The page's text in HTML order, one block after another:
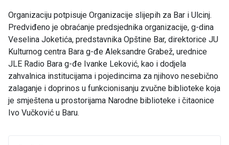
Organizaciju potpisuje Organizacije slijepih za Bar i Ulcinj.
Predviđeno je obraćanje predsjednika organizacije, g-dina
Veselina Joketića, predstavnika Opštine Bar, direktorice JU
Kulturnog centra Bara g-đe Aleksandre Grabež, urednice
JLE Radio Bara g-đe Ivanke Leković, kao i dodjela
zahvalnica institucijama i pojedincima za njihovo nesebično
zalaganje i doprinos u funkcionisanju zvučne biblioteke koja
je smještena u prostorijama Narodne biblioteke i čitaonice
Ivo Vučković u Baru.